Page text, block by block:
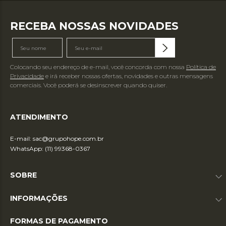
RECEBA NOSSAS NOVIDADES
Colocando seu endereço de e-mail, você concorda com nossa Política de
Privacidade e irá receber nossas ofertas, novidades e outras mensagens
comerciais. Você poderá se desinscrever quando quiser.
ATENDIMENTO
E-mail: sac@grupohope.com.br
WhatsApp: (11) 99368-0367
SOBRE
INFORMAÇÕES
FORMAS DE PAGAMENTO